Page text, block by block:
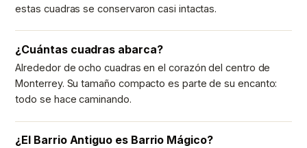
estas cuadras se conservaron casi intactas.
¿Cuántas cuadras abarca?
Alrededor de ocho cuadras en el corazón del centro de
Monterrey. Su tamaño compacto es parte de su encanto:
todo se hace caminando.
¿El Barrio Antiguo es Barrio Mágico?